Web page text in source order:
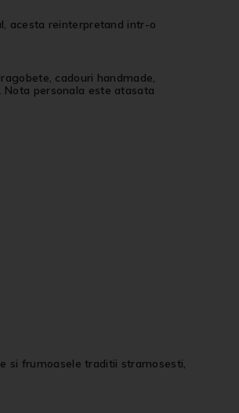
acesta reinterpretand intr-o
cadouri handmade,
personala este atasata
si frumoasele traditii stramosesti,